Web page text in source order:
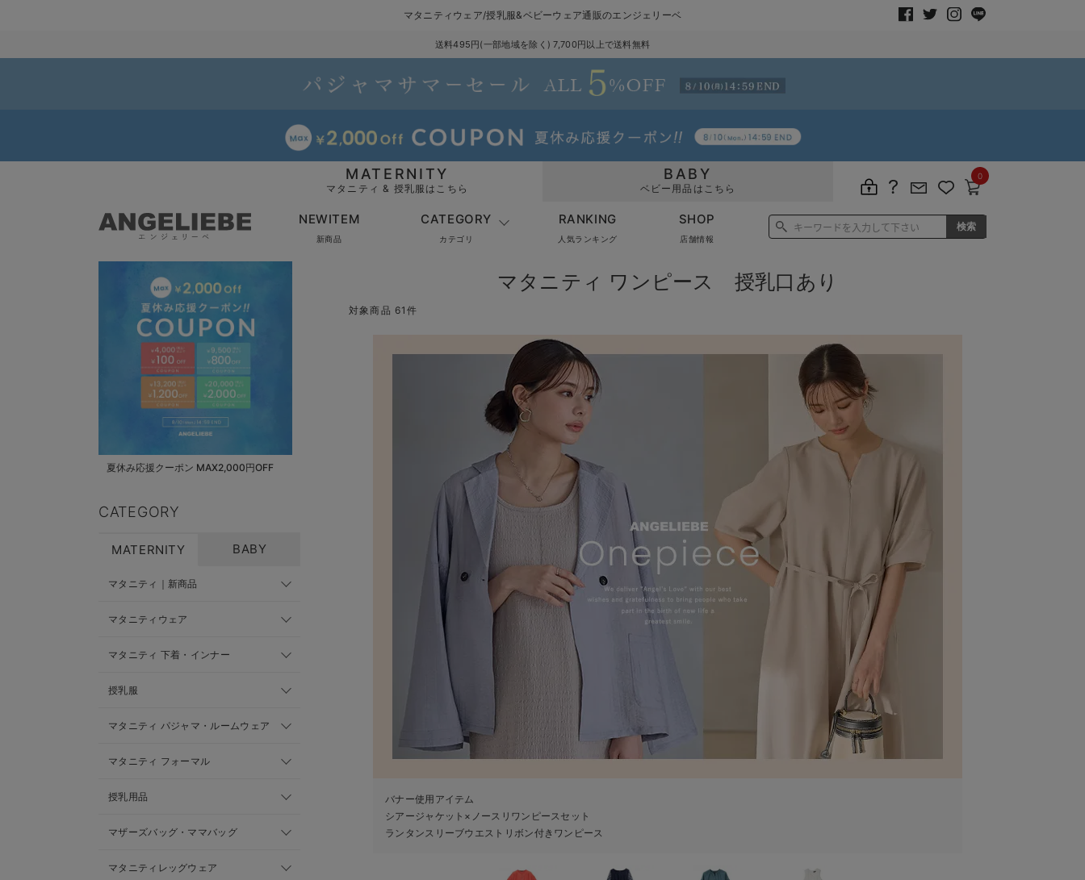
マタニティウェア/授乳服&ベビーウェア通販のエンジェリーベ
送料495円(一部地域を除く) 7,700円以上で送料無料
MATERNITY
マタニティ & 授乳服はこちら
BABY
ベビー用品はこちら
0
NEWITEM
新商品
CATEGORY
カテゴリ
RANKING
人気ランキング
SHOP
店舗情報
夏休み応援クーポン MAX2,000円OFF
CATEGORY
MATERNITY BABY
マタニティ｜新商品
マタニティウェア
マタニティ 下着・インナー
授乳服
マタニティ パジャマ・ルームウェア
マタニティ フォーマル
授乳用品
マザーズバッグ・ママバッグ
マタニティレッグウェア
マタニティ ワンピース 授乳口あり
対象商品 61件
バナー使用アイテム
シアージャケット×ノースリワンピースセット
ランタンスリーブウエストリボン付きワンピース